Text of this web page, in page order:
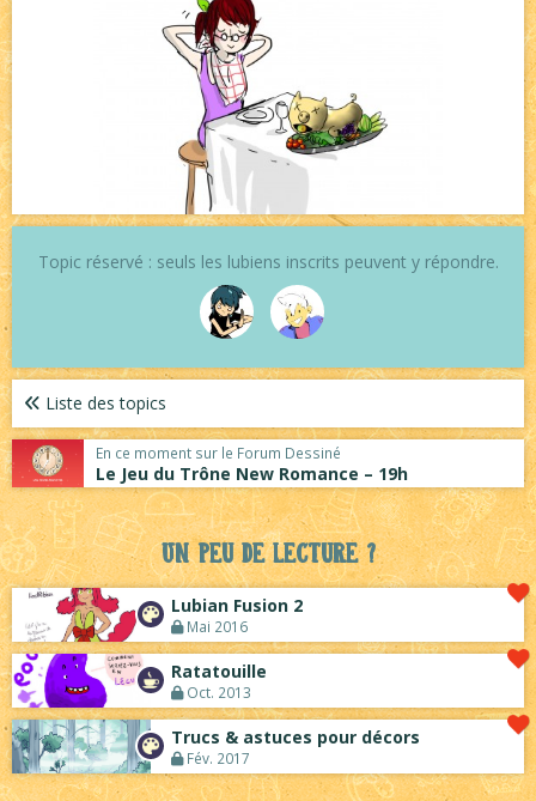
Topic réservé : seuls les lubiens inscrits peuvent y répondre.
Liste des topics
En ce moment sur le Forum Dessiné
Le Jeu du Trône New Romance – 19h
Un peu de lecture ?
Lubian Fusion 2
Mai 2016
Ratatouille
Oct. 2013
Trucs & astuces pour décors
Fév. 2017